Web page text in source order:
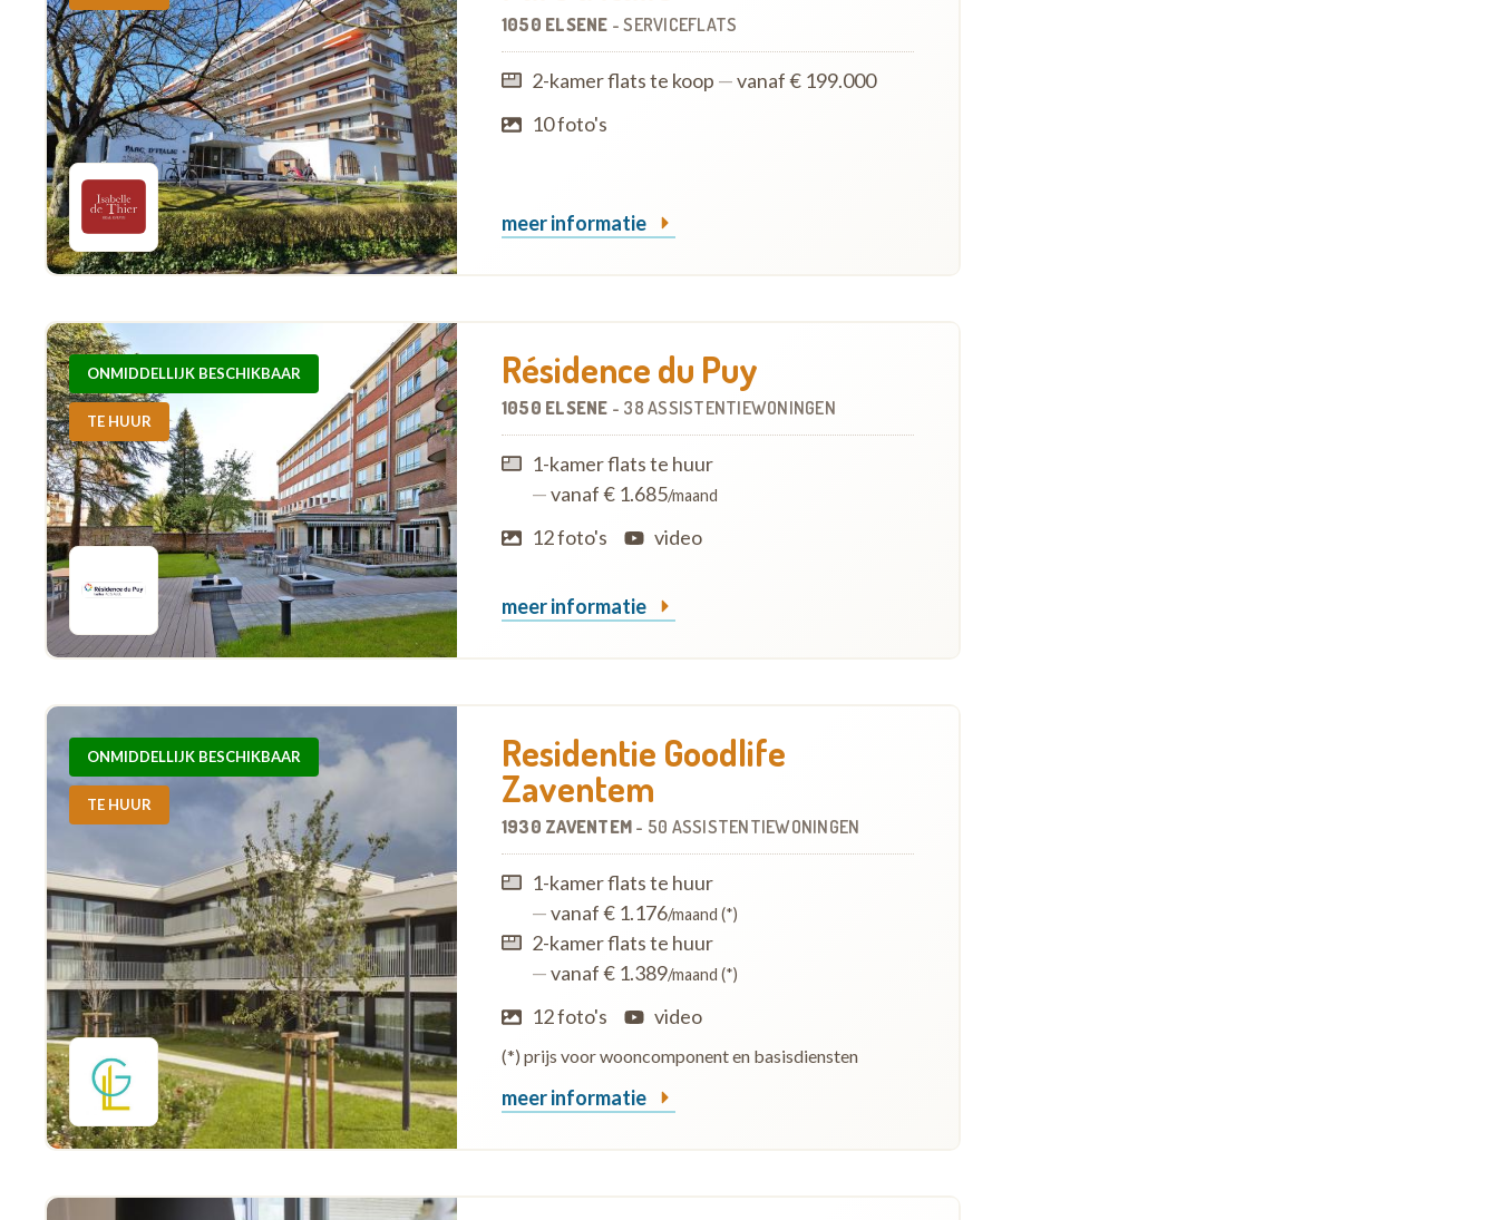
1050 ELSENE -SERVICEFLATS
2-kamer flats te koop —vanaf € 199.000
10 foto's
meer informatie
ONMIDDELLIJK BESCHIKBAAR
TE HUUR
Résidence du Puy
1050 ELSENE - 38 ASSISTENTIEWONINGEN
1-kamer flats te huur
—vanaf € 1.685/maand
12 foto's video
meer informatie
ONMIDDELLIJK BESCHIKBAAR
TE HUUR
Residentie Goodlife
Zaventem
1930 ZAVENTEM - 50 ASSISTENTIEWONINGEN
1-kamer flats te huur
—vanaf € 1.176/maand (*)
2-kamer flats te huur
—vanaf € 1.389/maand (*)
12 foto's video
(*) prijs voor wooncomponent en basisdiensten
meer informatie